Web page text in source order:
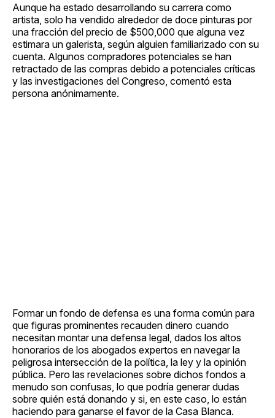
Aunque ha estado desarrollando su carrera como
artista, solo ha vendido alrededor de doce pinturas por
una fracción del precio de $500,000 que alguna vez
estimara un galerista, según alguien familiarizado con su
cuenta. Algunos compradores potenciales se han
retractado de las compras debido a potenciales críticas
y las investigaciones del Congreso, comentó esta
persona anónimamente.
Formar un fondo de defensa es una forma común para
que figuras prominentes recauden dinero cuando
necesitan montar una defensa legal, dados los altos
honorarios de los abogados expertos en navegar la
peligrosa intersección de la política, la ley y la opinión
pública. Pero las revelaciones sobre dichos fondos a
menudo son confusas, lo que podría generar dudas
sobre quién está donando y si, en este caso, lo están
haciendo para ganarse el favor de la Casa Blanca.